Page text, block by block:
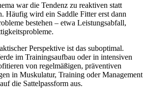
war die Tendenz zu reaktiven statt
Häufig wird ein Saddle Fitter erst dann
bestehen – etwa Leistungsabfall,
Perspektive ist das suboptimal.
im Trainingsaufbau oder in intensiven
von regelmäßigen, präventiven
in Muskulatur, Training oder Management
die Sattelpassform aus.